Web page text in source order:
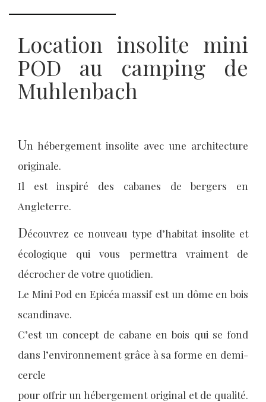
Location insolite mini
POD au camping de
Muhlenbach
Un hébergement insolite avec une architecture
originale.
Il est inspiré des cabanes de bergers en
Angleterre.
Découvrez ce nouveau type d’habitat insolite et
écologique qui vous permettra vraiment de
décrocher de votre quotidien.
Le Mini Pod en Epicéa massif est un dôme en bois
scandinave.
C’est un concept de cabane en bois qui se fond
dans l’environnement grâce à sa forme en demi-
cercle
pour offrir un hébergement original et de qualité.